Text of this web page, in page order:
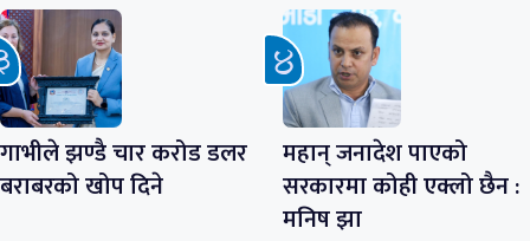
गाभीले झण्डै चार करोड डलर
बराबरको खोप दिने
महान् जनादेश पाएको
सरकारमा कोही एक्लो छैन :
मनिष झा